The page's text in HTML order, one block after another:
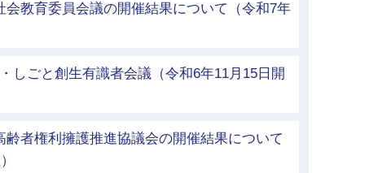
会教育委員会議の開催結果について（令和7年
しごと創生有識者会議（令和6年11月15日開
齢者権利擁護推進協議会の開催結果について